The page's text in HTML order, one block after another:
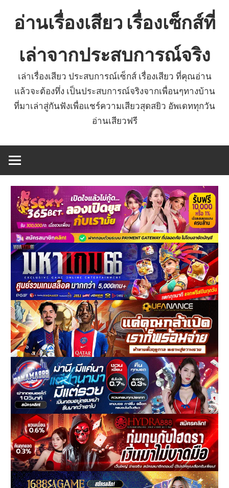
อ่านเรื่องเสียว เรื่องเซ็กส์ที่
เล่าจากประสบการณ์จริง
เล่าเรื่องเสียว ประสบการณ์เซ็กส์ เรื่องเสียว ที่คุณอ่าน
แล้วจะต้องทึ่ง เป็นประสบการณ์จริงจากเพื่อนๆทางบ้าน
ที่มาเล่าสู่กันฟังเพื่อแชร์ความเสียวสุดสยิว อัพเดททุกวัน
อ่านเสียวฟรี